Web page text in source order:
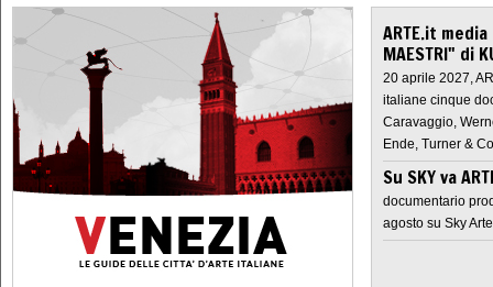
ARTE.it
MAESTRI" di
20 aprile 2027,
italiane cinque
Caravaggio,
Ende, Turner &
Su SKY va
documentario
agosto su Sky Arte